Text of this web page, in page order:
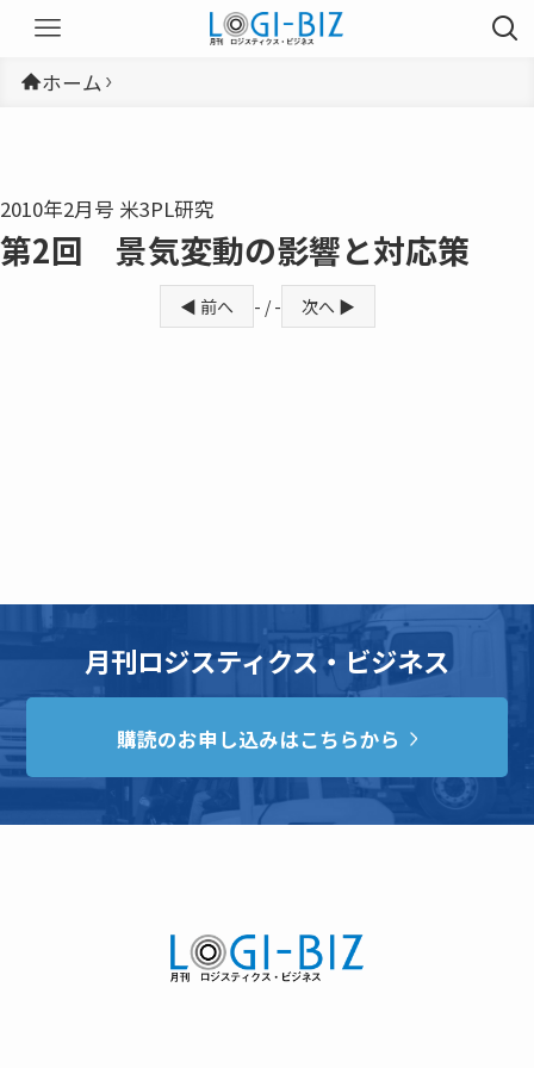
ホーム
2010年2月号 米3PL研究
第2回 景気変動の影響と対応策
◀ 前へ - / - 次へ ▶
月刊ロジスティクス・ビジネス
購読のお申し込みはこちらから